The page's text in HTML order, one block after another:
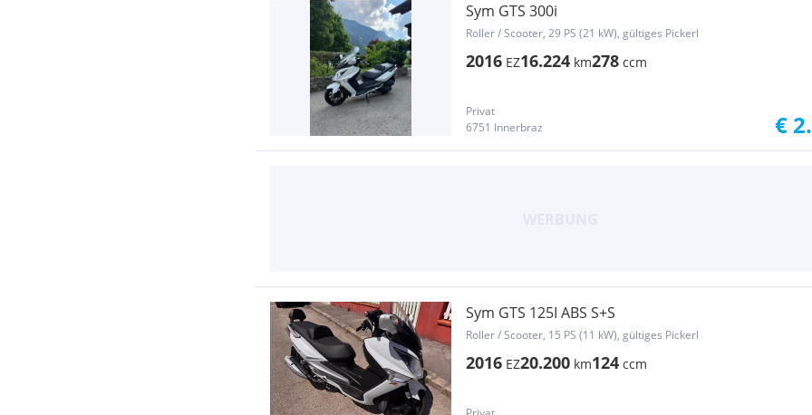
Sym GTS 300i
Roller / Scooter, 29 PS (21 kW), gültiges Pickerl
2016 EZ16.224 km278 ccm
Privat
6751 Innerbraz
€
Sym GTS 125I ABS S+S
Roller / Scooter, 15 PS (11 kW), gültiges Pickerl
2016 EZ20.200 km124 ccm